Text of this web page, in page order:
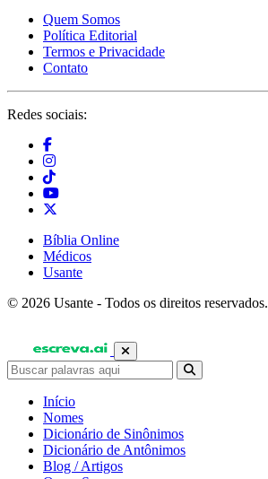
Quem Somos
Política Editorial
Termos e Privacidade
Contato
Redes sociais:
Bíblia Online
Médicos
Usante
© 2026 Usante - Todos os direitos reservados.
Início
Nomes
Dicionário de Sinônimos
Dicionário de Antônimos
Blog / Artigos